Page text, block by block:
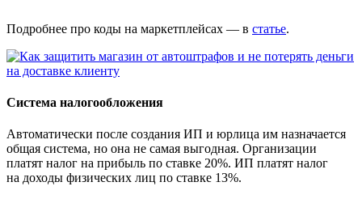
Подробнее про коды на маркетплейсах — в статье.
Система налогообложения
Автоматически после создания ИП и юрлица им назначается
общая система, но она не самая выгодная. Организации
платят налог на прибыль по ставке 20%. ИП платят налог
на доходы физических лиц по ставке 13%.